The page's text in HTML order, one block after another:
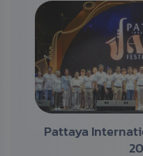
Pattaya